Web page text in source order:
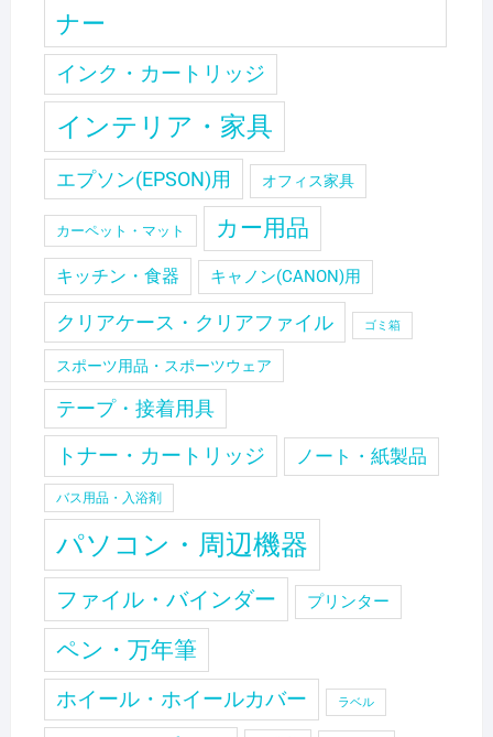
ナー
インク・カートリッジ
インテリア・家具
エプソン(EPSON)用 オフィス家具
カーペット・マット カー用品
キッチン・食器 キャノン(CANON)用
クリアケース・クリアファイル ゴミ箱
スポーツ用品・スポーツウェア
テープ・接着用具
トナー・カートリッジ ノート・紙製品
バス用品・入浴剤
パソコン・周辺機器
ファイル・バインダー プリンター
ペン・万年筆
ホイール・ホイールカバー ラベル